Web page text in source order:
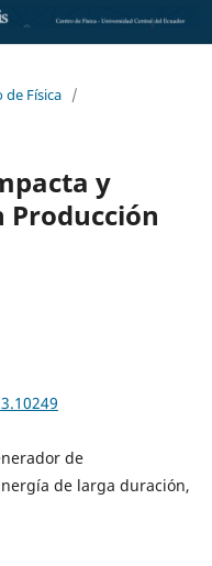
de Física /
y
Producción
de
de larga duración,